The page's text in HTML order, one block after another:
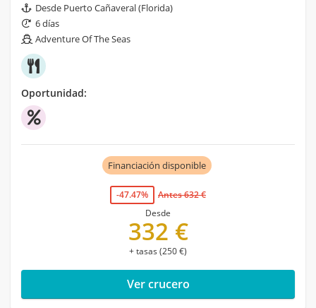
Desde Puerto Cañaveral (Florida)
6 días
Adventure Of The Seas
Oportunidad:
Financiación disponible
-47.47%
Antes 632 €
Desde
332 €
+ tasas (250 €)
Ver crucero